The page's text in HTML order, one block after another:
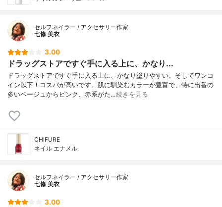
セルフネイラー / アクセサリー作家
七條 美衣
3.00
ドラッグストアですぐ手に入る上に、かなり...
ドラッグストアですぐ手に入る上に、かなり塗りやすい。そしてワンコ
イン以下！コスパが高いです。肌に馴染むカラーが豊富で、特に出番の
多いベージュからピンク、赤系がた…続きを見る
CHIFURE
ネイル エナメル
セルフネイラー / アクセサリー作家
七條 美衣
3.00